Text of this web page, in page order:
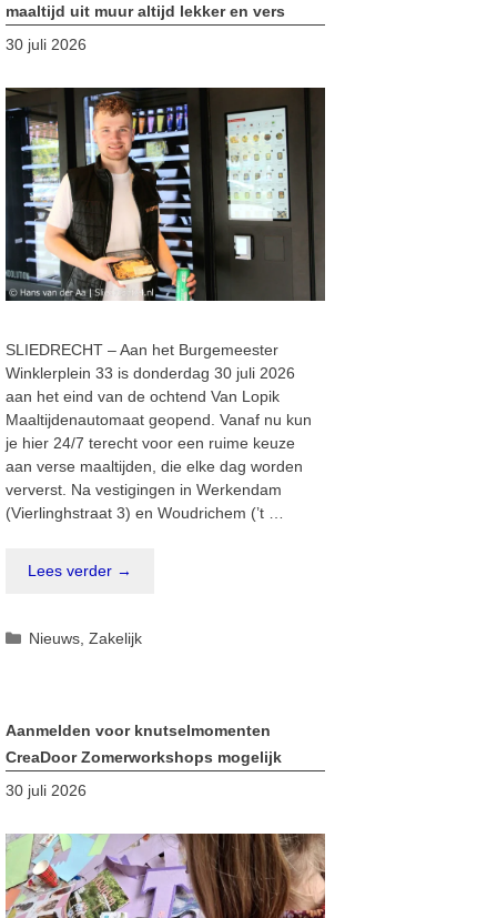
maaltijd uit muur altijd lekker en vers
30 juli 2026
SLIEDRECHT – Aan het Burgemeester
Winklerplein 33 is donderdag 30 juli 2026
aan het eind van de ochtend Van Lopik
Maaltijdenautomaat geopend. Vanaf nu kun
je hier 24/7 terecht voor een ruime keuze
aan verse maaltijden, die elke dag worden
ververst. Na vestigingen in Werkendam
(Vierlinghstraat 3) en Woudrichem (’t …
Lees verder →
Categorieën
Nieuws,Zakelijk
Aanmelden voor knutselmomenten
CreaDoor Zomerworkshops mogelijk
30 juli 2026